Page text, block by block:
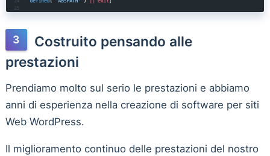
Costruito pensando alle
prestazioni
Prendiamo molto sul serio le prestazioni e abbiamo
anni di esperienza nella creazione di software per siti
Web WordPress.
Il miglioramento continuo delle prestazioni del nostro